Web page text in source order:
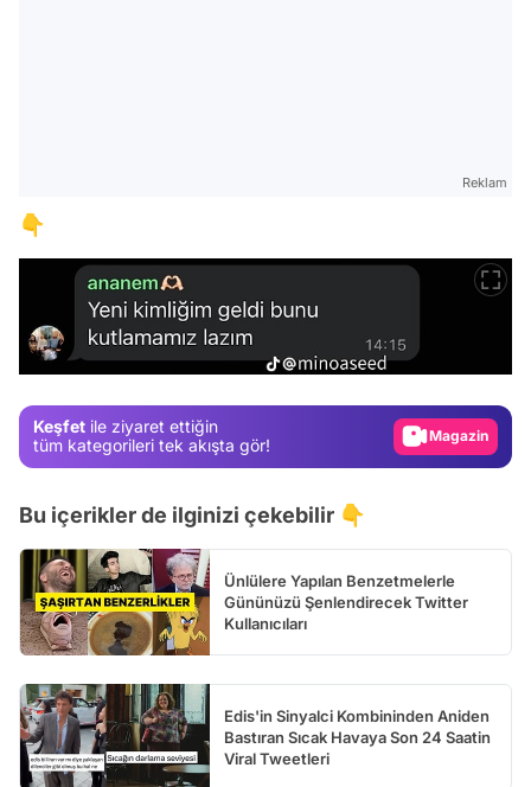
Reklam
👇
Keşfet ile ziyaret ettiğin
tüm kategorileri tek akışta gör!
Video
Video
Bu içerikler de ilginizi çekebilir 👇
Ünlülere Yapılan Benzetmelerle
Gününüzü Şenlendirecek Twitter
Kullanıcıları
Edis'in Sinyalci Kombininden Aniden
Bastıran Sıcak Havaya Son 24 Saatin
Viral Tweetleri